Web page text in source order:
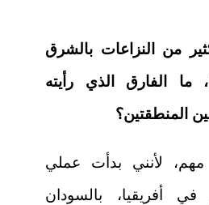
من النزاعات بالشرق
ما الفارق الذي رأيته
المنطقتين؟
لأنني بدأت عملي
في أفريقيا، بالسودان